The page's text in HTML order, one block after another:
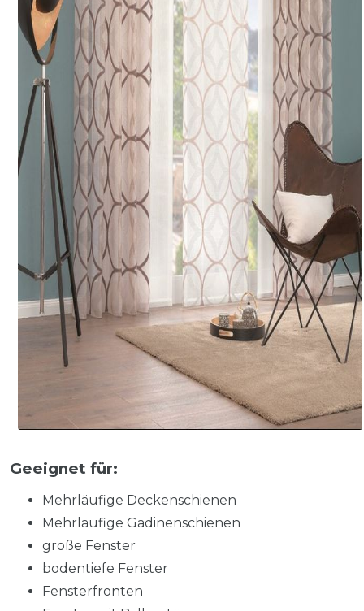
Geeignet für:
Mehrläufige Deckenschienen
Mehrläufige Gadinenschienen
große Fenster
bodentiefe Fenster
Fensterfronten